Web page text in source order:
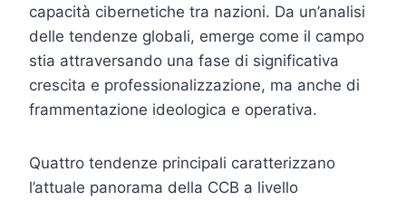
capacità cibernetiche tra nazioni. Da un’analisi
delle tendenze globali, emerge come il campo
stia attraversando una fase di significativa
crescita e professionalizzazione, ma anche di
frammentazione ideologica e operativa.
Quattro tendenze principali caratterizzano
l’attuale panorama della CCB a livello